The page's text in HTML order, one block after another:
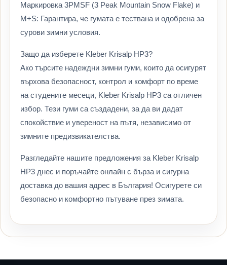
Маркировка 3PMSF (3 Peak Mountain Snow Flake) и
M+S: Гарантира, че гумата е тествана и одобрена за
сурови зимни условия.
Защо да изберете Kleber Krisalp HP3?
Ако търсите надеждни зимни гуми, които да осигурят
върхова безопасност, контрол и комфорт по време
на студените месеци, Kleber Krisalp HP3 са отличен
избор. Тези гуми са създадени, за да ви дадат
спокойствие и увереност на пътя, независимо от
зимните предизвикателства.
Разгледайте нашите предложения за Kleber Krisalp
HP3 днес и поръчайте онлайн с бърза и сигурна
доставка до вашия адрес в България! Осигурете си
безопасно и комфортно пътуване през зимата.